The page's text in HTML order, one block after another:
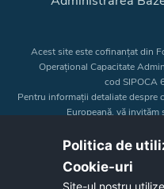
Acest site este cofinanțat din
Operațional Capacitate
cod SIPOCA
Pentru informații detaliate despre
Europeană, vă invităm
a Uniunii Europene.
Politica de
Cookie-uri‎
Site-ul nostru